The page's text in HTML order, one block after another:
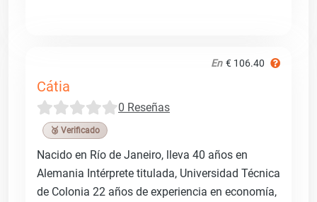
En € 106.40
Cátia
0 Reseñas
🥉 Verificado
Nacido en Río de Janeiro, lleva 40 años en
Alemania Intérprete titulada, Universidad Técnica
de Colonia 22 años de experiencia en economía,